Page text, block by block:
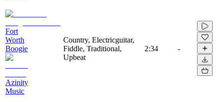
Fort
Worth
Boogie
Azinity
Music
Country, Electricguitar,
Fiddle, Traditional,
Upbeat
2:34 -